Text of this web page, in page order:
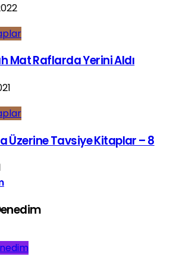
Mat Raflarda Yerini Aldı
Üzerine Tavsiye Kitaplar – 8